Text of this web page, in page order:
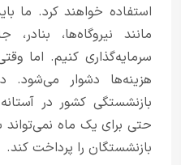
استفاده خواهند کرد. ما
مانند نیروگاه‌ها،
سرمایه‌گذاری کنیم. اما
هزینه‌ها دشوار
بازنشستگی کشور در
حتی برای یک ماه
بازنشستگان را پرداخت کند.